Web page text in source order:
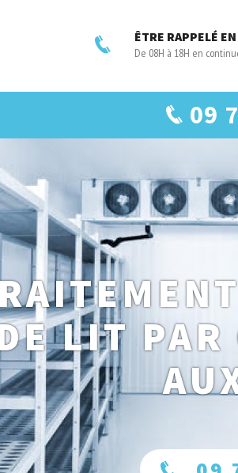
ÊTRE RAPPELÉ
De 08H à 18H en
09
LIT PAR